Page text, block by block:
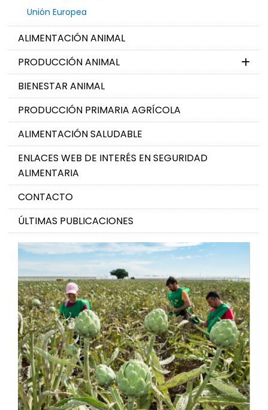
Unión Europea
ALIMENTACIÓN ANIMAL
PRODUCCIÓN ANIMAL
BIENESTAR ANIMAL
PRODUCCIÓN PRIMARIA AGRÍCOLA
ALIMENTACIÓN SALUDABLE
ENLACES WEB DE INTERÉS EN SEGURIDAD
ALIMENTARIA
CONTACTO
ÚLTIMAS PUBLICACIONES